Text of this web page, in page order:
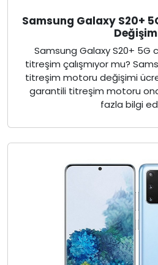
Samsung Galaxy S20+
Samsung Galaxy S20+
titreşim çalışmıyor mu?
titreşim motoru değişimi
garantili titreşim motoru
fazla bilgi